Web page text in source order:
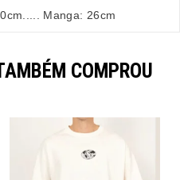
Manga: 26cm
COMPROU